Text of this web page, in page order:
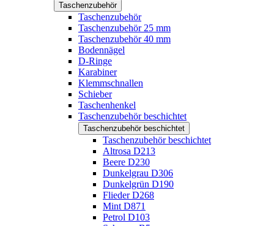
Taschenzubehör
Taschenzubehör
Taschenzubehör 25 mm
Taschenzubehör 40 mm
Bodennägel
D-Ringe
Karabiner
Klemmschnallen
Schieber
Taschenhenkel
Taschenzubehör beschichtet
Taschenzubehör beschichtet
Taschenzubehör beschichtet
Altrosa D213
Beere D230
Dunkelgrau D306
Dunkelgrün D190
Flieder D268
Mint D871
Petrol D103